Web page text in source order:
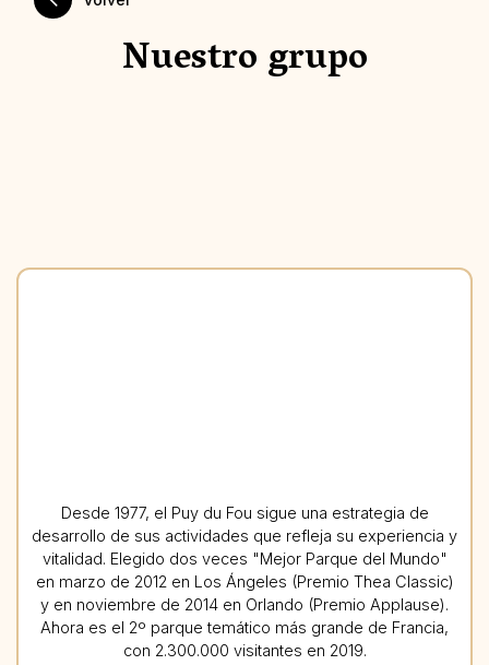
Nuestro grupo
Desde 1977, el Puy du Fou sigue una estrategia de
desarrollo de sus actividades que refleja su experiencia y
vitalidad. Elegido dos veces "Mejor Parque del Mundo"
en marzo de 2012 en Los Ángeles (Premio Thea Classic)
y en noviembre de 2014 en Orlando (Premio Applause).
Ahora es el 2º parque temático más grande de Francia,
con 2.300.000 visitantes en 2019.